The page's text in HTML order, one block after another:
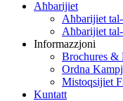
Aħbarijiet
Aħbarijiet
Aħbarijiet
Informazzjoni
Brochures &
Ordna
Mistoqsijiet
Kuntatt